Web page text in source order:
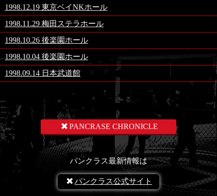
1998.12.19 東京ベイNKホール
1998.11.29 梅田ステラホール
1998.10.26 後楽園ホール
1998.10.04 後楽園ホール
1998.09.14 日本武道館
PANCRASE CHRONICLE
パンクラス最新情報は
パンクラス公式サイト